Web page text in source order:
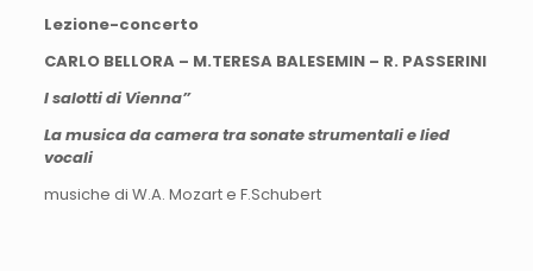
Lezione-concerto
CARLO BELLORA – M.TERESA BALESEMIN – R. PASSERINI
I salotti di Vienna”
La musica da camera tra sonate strumentali e lied
vocali
musiche di W.A. Mozart e F.Schubert